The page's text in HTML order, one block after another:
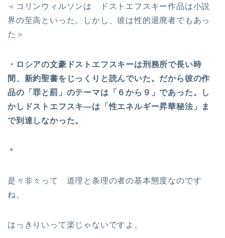
＜コリンウィルソンは ドストエフスキー作品は小説
界の至高といった。しかし、彼は性的退廃者でもあっ
た＞
・ロシアの文豪ドストエフスキーは刑務所で長い時
間、新約聖書をじっくりと読んでいた。だから彼の作
品の「罪と罰」のテーマは「６から９」であった。し
かしドストエフスキ―は「性エネルギー昇華秘法」ま
で到達しなかった。
＊
是々非々って 道理と条理の者の基本態度なのです
ね。
はっきりいって楽じゃないですよ。